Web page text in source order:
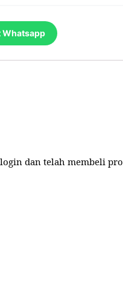
Whatsapp
dan telah membeli